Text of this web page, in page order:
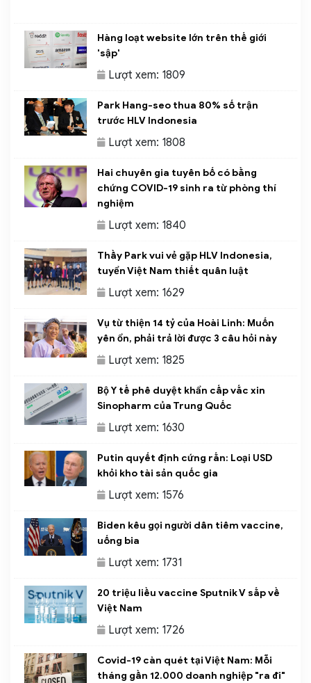
Hàng loạt website lớn trên thế giới
'sập'
Lượt xem: 1809
Park Hang-seo thua 80% số trận
trước HLV Indonesia
Lượt xem: 1808
Hai chuyên gia tuyên bố có bằng
chứng COVID-19 sinh ra từ phòng thí
nghiệm
Lượt xem: 1840
Thầy Park vui vẻ gặp HLV Indonesia,
tuyển Việt Nam thiết quân luật
Lượt xem: 1629
Vụ từ thiện 14 tỷ của Hoài Linh: Muốn
yên ổn, phải trả lời được 3 câu hỏi này
Lượt xem: 1825
Bộ Y tế phê duyệt khẩn cấp vắc xin
Sinopharm của Trung Quốc
Lượt xem: 1630
Putin quyết định cứng rắn: Loại USD
khỏi kho tài sản quốc gia
Lượt xem: 1576
Biden kêu gọi người dân tiêm vaccine,
uống bia
Lượt xem: 1731
20 triệu liều vaccine Sputnik V sắp về
Việt Nam
Lượt xem: 1726
Covid-19 càn quét tại Việt Nam: Mỗi
tháng gần 12.000 doanh nghiệp "ra đi"